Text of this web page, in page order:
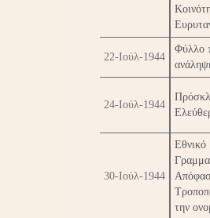
22-Ιούλ-1944
Φύλλο
24-Ιούλ-1944
30-Ιούλ-1944
την